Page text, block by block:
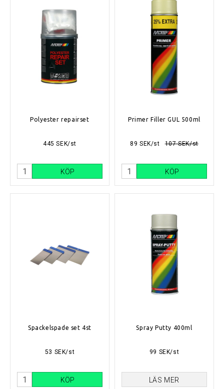
Polyester repairset
445 SEK/st
KÖP
Primer Filler GUL 500ml
107 SEK/st
89 SEK/st
KÖP
Spackelspade set 4st
53 SEK/st
KÖP
Spray Putty 400ml
99 SEK/st
LÄS MER